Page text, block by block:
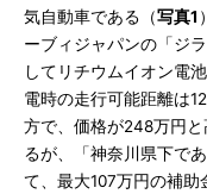
気自動車である（写真1
ーブィジャパンの「ジ
してリチウムイオン電
電時の走行可能距離は
方で、価格が248万円
るが、「神奈川県下で
て、最大107万円の補